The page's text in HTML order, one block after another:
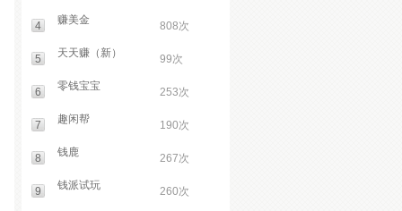
4 赚美金 808次
5 天天赚（新） 99次
6 零钱宝宝 253次
7 趣闲帮 190次
8 钱鹿 267次
9 钱派试玩 260次